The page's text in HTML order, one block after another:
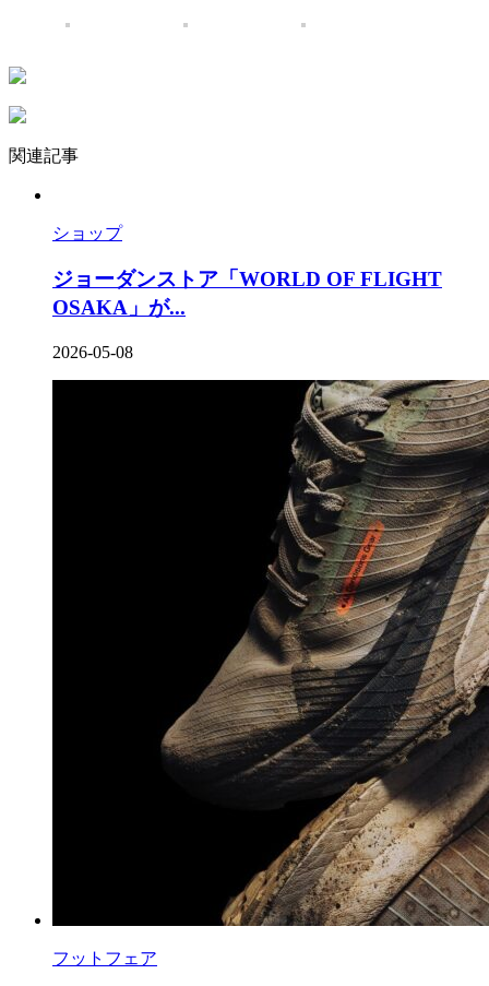
関連記事
ショップ
ジョーダンストア「WORLD OF FLIGHT
OSAKA」が...
2026-05-08
フットフェア